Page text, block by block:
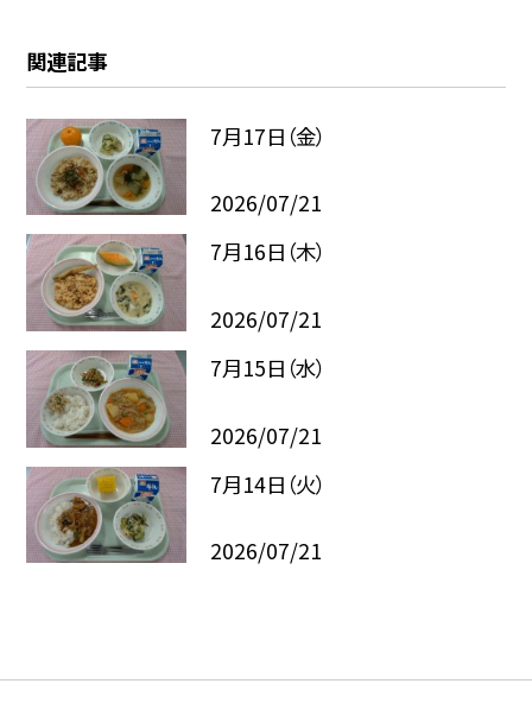
関連記事
7月17日（金）
2026/07/21
7月16日（木）
2026/07/21
7月15日（水）
2026/07/21
7月14日（火）
2026/07/21